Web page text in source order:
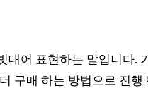
대어 표현하는 말입니다.
구매 하는 방법으로 진행